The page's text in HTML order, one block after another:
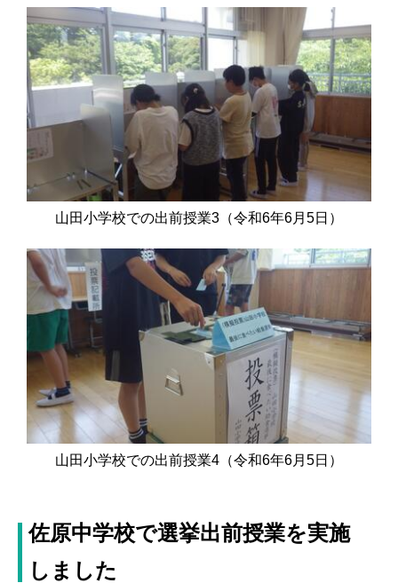
山田小学校での出前授業3（令和6年6月5日）
山田小学校での出前授業4（令和6年6月5日）
佐原中学校で選挙出前授業を実施
しました